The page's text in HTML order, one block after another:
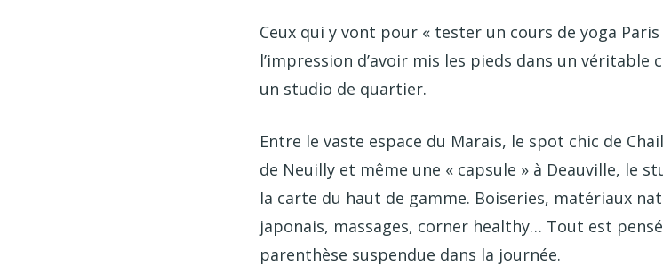
Ceux qui y vont pour « tester un cours de yoga
l’impression d’avoir mis les pieds dans un
un studio de quartier.
Entre le vaste espace du Marais, le spot chic de
de Neuilly et même une « capsule » à Deauville, le
la carte du haut de gamme. Boiseries, matériaux
japonais, massages, corner healthy… Tout est
parenthèse suspendue dans la journée.